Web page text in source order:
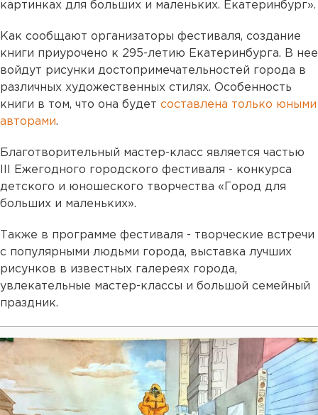
картинках для больших и маленьких. Екатеринбург».
Как сообщают организаторы фестиваля, создание
книги приурочено к 295-летию Екатеринбурга. В нее
войдут рисунки достопримечательностей города в
различных художественных стилях. Особенность
книги в том, что она будет составлена только юными
авторами.
Благотворительный мастер-класс является частью
III Ежегодного городского фестиваля - конкурса
детского и юношеского творчества «Город для
больших и маленьких».
Также в программе фестиваля - творческие встречи
с популярными людьми города, выставка лучших
рисунков в известных галереях города,
увлекательные мастер-классы и большой семейный
праздник.